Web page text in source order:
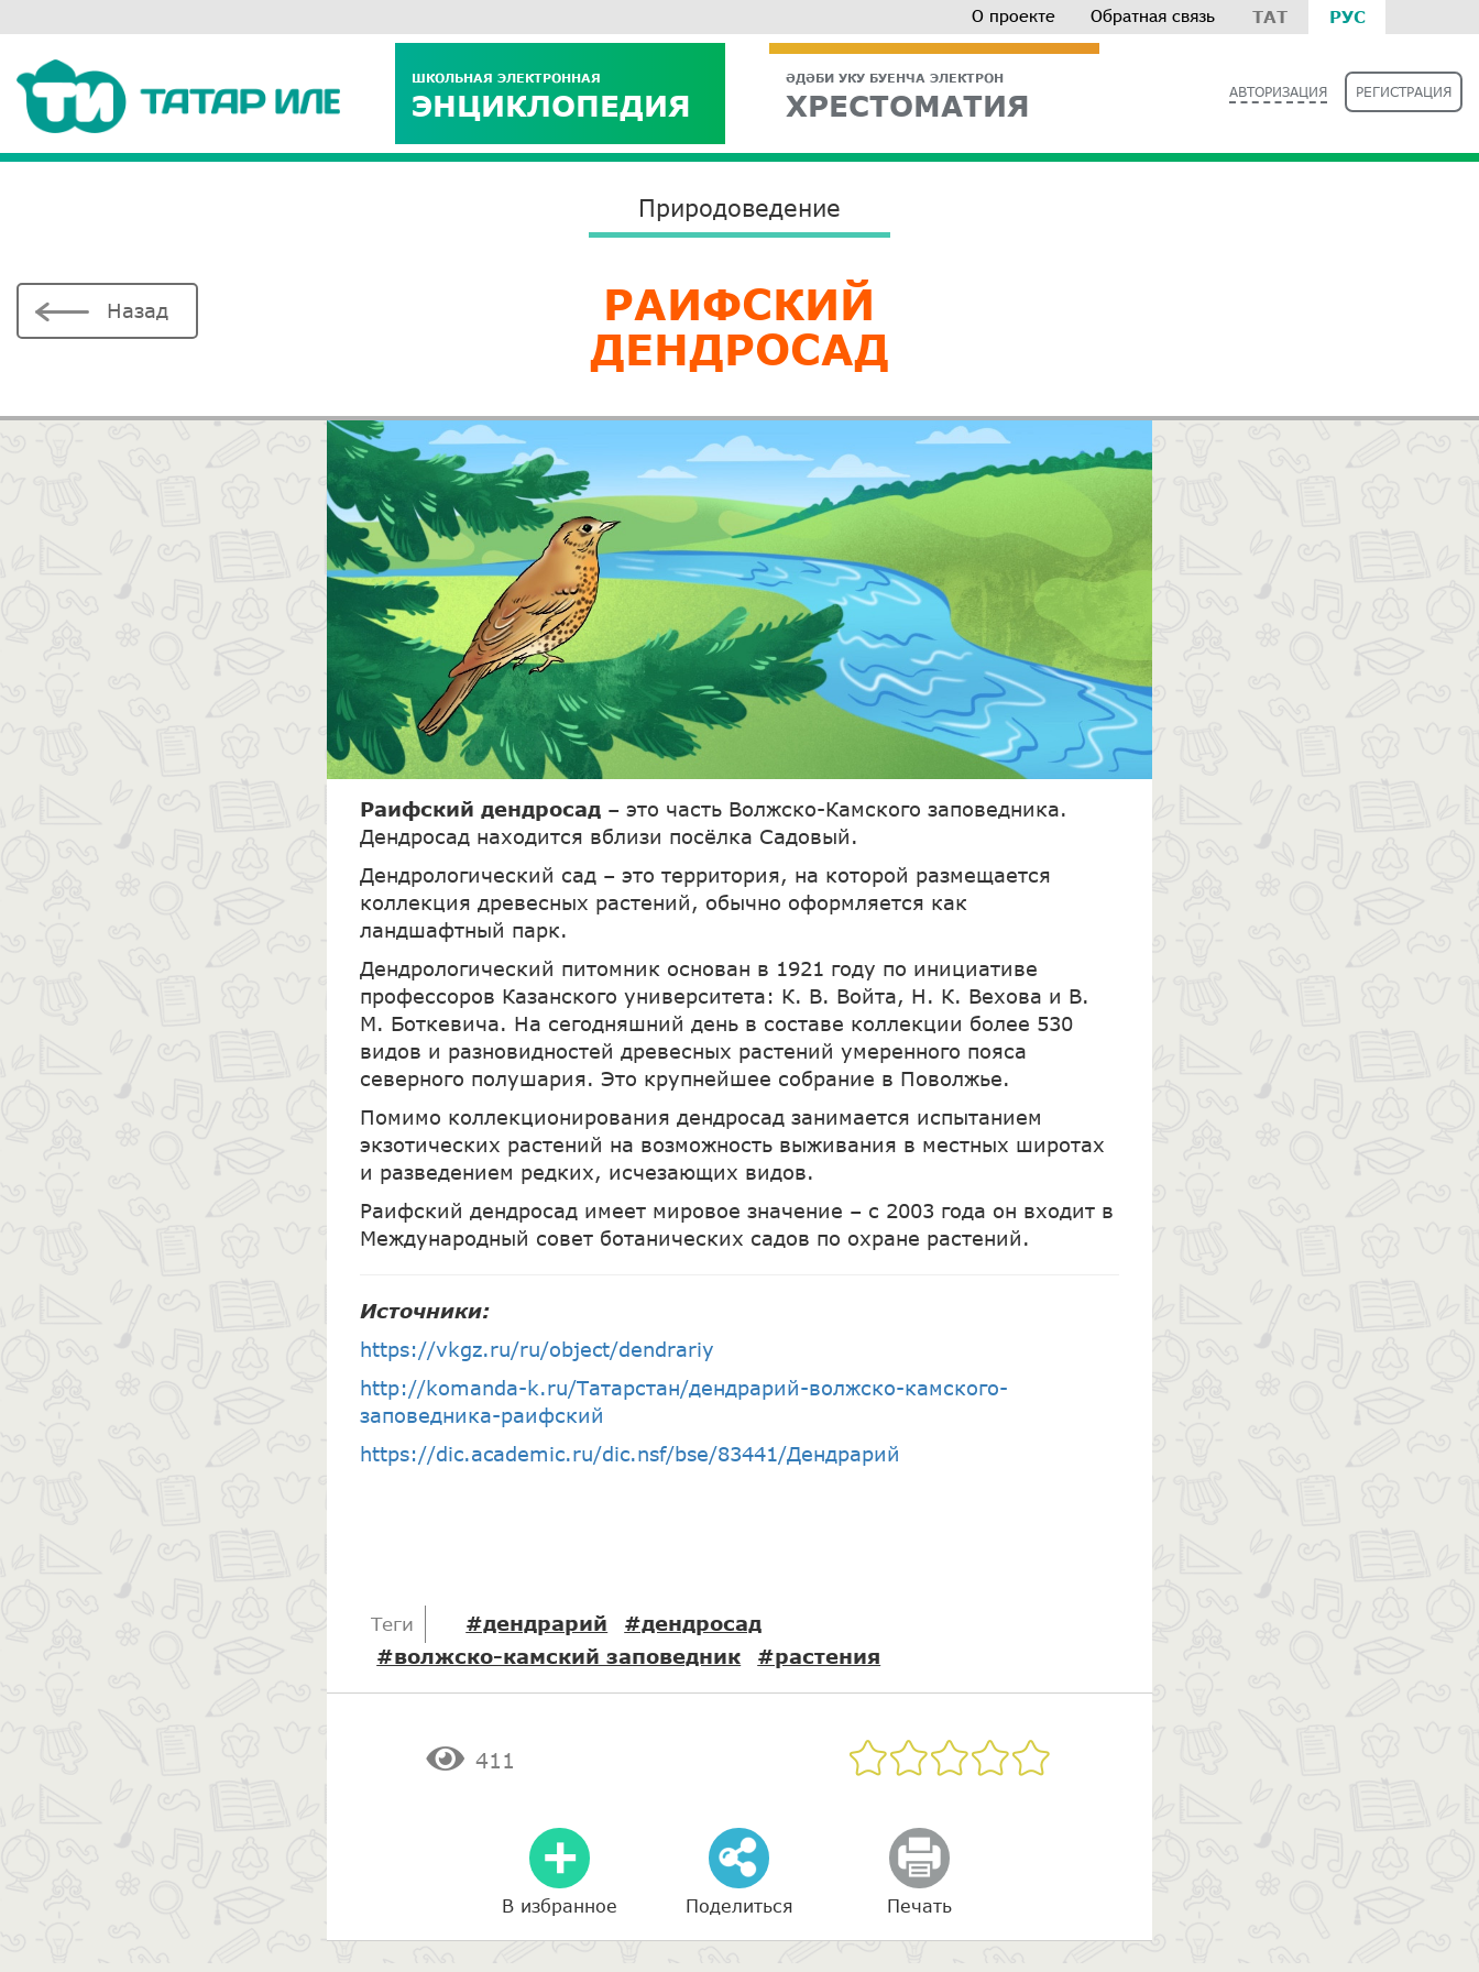
ТАТ РУС
О проекте Обратная связь
ШКОЛЬНАЯ ЭЛЕКТРОННАЯ
ЭНЦИКЛОПЕДИЯ
ӘДӘБИ УКУ БУЕНЧА ЭЛЕКТРОН
ХРЕСТОМАТИЯ АВТОРИЗАЦИЯ РЕГИСТРАЦИЯ
Назад
Природоведение
РАИФСКИЙ
ДЕНДРОСАД
Раифский дендросад – это часть Волжско-Камского заповедника.
Дендросад находится вблизи посёлка Садовый.
Дендрологический сад – это территория, на которой размещается
коллекция древесных растений, обычно оформляется как
ландшафтный парк.
Дендрологический питомник основан в 1921 году по инициативе
профессоров Казанского университета: К. В. Войта, Н. К. Вехова и В.
М. Боткевича. На сегодняшний день в составе коллекции более 530
видов и разновидностей древесных растений умеренного пояса
северного полушария. Это крупнейшее собрание в Поволжье.
Помимо коллекционирования дендросад занимается испытанием
экзотических растений на возможность выживания в местных широтах
и разведением редких, исчезающих видов.
Раифский дендросад имеет мировое значение – с 2003 года он входит в
Международный совет ботанических садов по охране растений.
Источники:
https://vkgz.ru/ru/object/dendrariy
http://komanda-k.ru/Татарстан/дендрарий-волжско-камского-
заповедника-раифский
https://dic.academic.ru/dic.nsf/bse/83441/Дендрарий
Теги #дендрарий
#дендросад
#волжско-камский заповедник
#растения
411
В избранное Поделиться Печать